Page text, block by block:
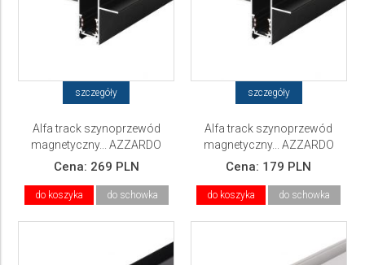
szczegóły
Alfa track szynoprzewód
magnetyczny... AZZARDO
Cena: 269 PLN
do koszyka do schowka
szczegóły
Alfa track szynoprzewód
magnetyczny... AZZARDO
Cena: 179 PLN
do koszyka do schowka